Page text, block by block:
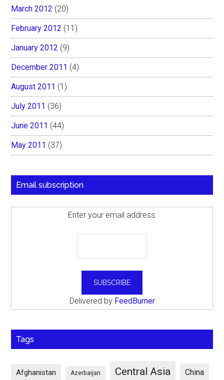
March 2012 (20)
February 2012 (11)
January 2012 (9)
December 2011 (4)
August 2011 (1)
July 2011 (36)
June 2011 (44)
May 2011 (37)
Email subscription
Enter your email address:
Delivered by FeedBurner
Tags
Afghanistan Azerbaijan Central Asia China